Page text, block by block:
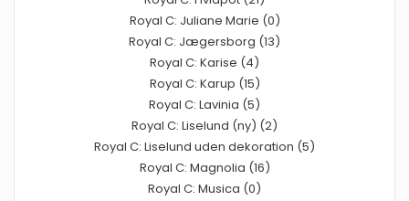
Royal C: Juliane Marie (0)
Royal C: Jægersborg (13)
Royal C: Karise (4)
Royal C: Karup (15)
Royal C: Lavinia (5)
Royal C: Liselund (ny) (2)
Royal C: Liselund uden dekoration (5)
Royal C: Magnolia (16)
Royal C: Musica (0)